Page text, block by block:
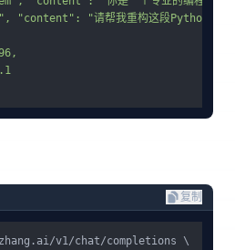
"content": "请帮我重构这段Python代码
复制
v1/chat/completions \